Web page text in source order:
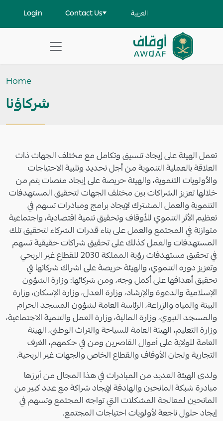
User account menu
Login Contact Us العربية
Search
help
Home
شركاؤنا
تعمل الهيئة على إيجاد تنسيق وتكامل مع مختلف الجهات ذات
العلاقة بالعملية التنموية من أجل تحديد وتلبية الاحتياجات
والأولويات التنموية، والهيئة حريصة على إيجاد منصات يتم من
خلالها تعزيز الشراكات بين مختلف الجهات لتحقيق المستهدفات
التنموية والعمل المشترك لإيجاد برامج ومبادرات تسهم في
تعظيم الأثر التنموي للأوقاف وتحقيق تنمية اقتصادية، واجتماعية
متوازنة في المجتمع والعمل على بناء قدرات الشركاء لتحقيق تلك
المستهدفات والعمل كذلك على تحقيق شراكات حقيقية تسهم
في تحقيق مستهدفات رؤية المملكة 2030 للقطاع غير الربحي
وتعزيز دوره التنموي، والهيئة حريصة على اشراك شركائها في
تحقيق أهدافها على أكمل وجه، ومن شركائها: وزارة الشؤون
الإسلامية والدعوة والإرشاد، وزارة العدل، وزارة الإسكان، وزارة
البيئة والمياه والزراعة، الرئاسة العامة لشؤون المسجد الحرام
والمسجد النبوي، وزارة المالية، وزارة العمل والتنمية الاجتماعية،
وزارة التعليم، الهيئة العامة للسياحة والتراث الوطني، الهيئة
العامة للولاية على أموال القاصرين ومن في حكمهم، الغرف
التجارية ولجان الأوقاف والقطاع الخاص والجهات غير الربحية.
ولدى الهيئة العديد من المبادرات في هذا المجال من أبرزها
مبادرة شبكة المانحين والهادفة لإيجاد شراكة مع عدد كبير من
المانحين لمعالجة المشكلات التي تواجه المجتمع وتسهم في
إيجاد حلول ناجعة لأولويات احتياجات المجتمع.